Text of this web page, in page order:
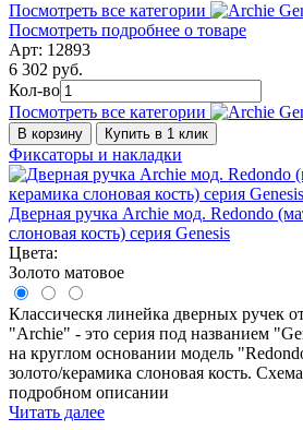
Посмотреть все категории
Посмотреть подробнее о товаре
Арт: 12893
6 302 руб.
Кол-во
Посмотреть все категории
В корзину Купить в 1 клик
Фиксаторы и накладки
Дверная ручка Archie мод. Redondo
слоновая кость) серия Genesis
Цвета:
Золото матовое
Классическя линейка дверных ручек
"Archie" - это серия под названием
на круглом основании модель
золото/керамика слоновая кость.
подробном описании
Читать далее